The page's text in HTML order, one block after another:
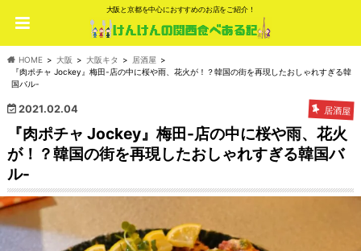
大阪と京都を中心におすすめのお店をご紹介！
HOME 大阪 大阪キタ
居酒屋
『肉ポチャ Jockey』梅田-店の中に桜や雨、花火が！？韓国の街を再現したおしゃれすぎる韓
国バル-
2021.02.04 居酒屋
『肉ポチャ Jockey』梅田-店の中に桜や雨、花火
が！？韓国の街を再現したおしゃれすぎる韓国バ
ル-